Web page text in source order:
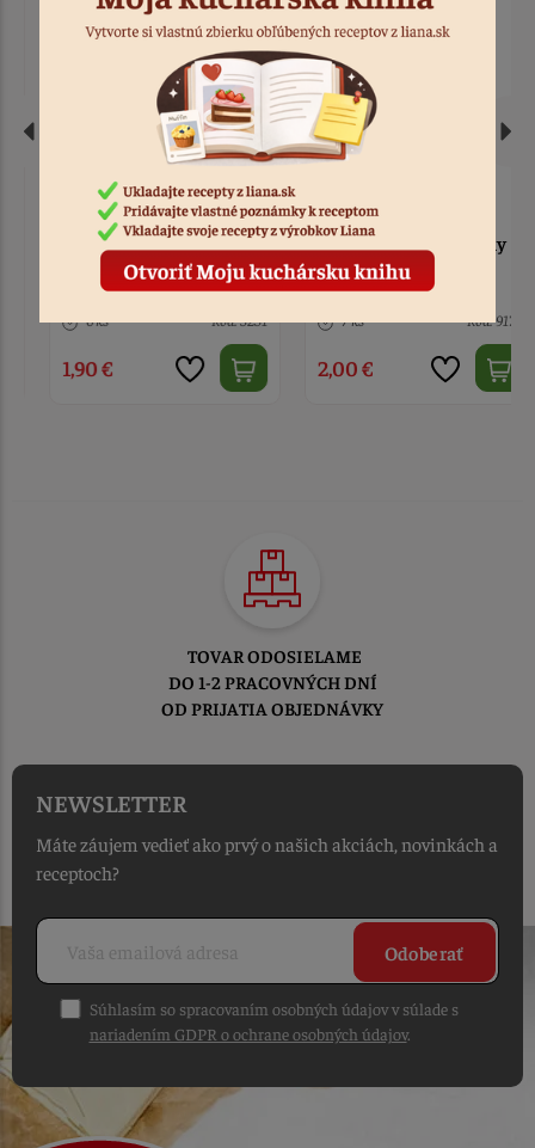
Zápich - Happy Birthday
- Hasičské auto
6 ks Kód: 3251
1,90 €
Zápich Happy birthday
Spiderman
7 ks Kód: 9172
2,00 €
TOVAR ODOSIELAME
DO 1-2 PRACOVNÝCH DNÍ
OD PRIJATIA OBJEDNÁVKY
NEWSLETTER
Máte záujem vedieť ako prvý o našich akciách, novinkách a
receptoch?
Odoberať
Súhlasím so spracovaním osobných údajov v súlade s
nariadením GDPR o ochrane osobných údajov.